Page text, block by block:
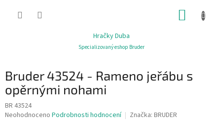
Hračky Duba
Specializovaný eshop Bruder
Bruder 43524 - Rameno jeřábu s
opěrnými nohami
BR 43524
Průměrné
Neohodnoceno Podrobnosti hodnocení Značka: BRUDER